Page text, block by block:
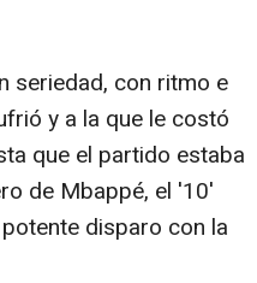
seriedad, con ritmo e
y a la que le costó
que el partido estaba
de Mbappé, el '10'
disparo con la